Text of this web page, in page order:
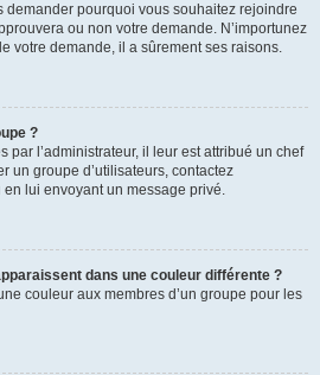
demander pourquoi vous souhaitez rejoindre
ou non votre demande. N’importunez
votre demande, il a sûrement ses raisons.
?
par l’administrateur, il leur est attribué un chef
un groupe d’utilisateurs, contactez
en lui envoyant un message privé.
dans une couleur différente ?
couleur aux membres d’un groupe pour les